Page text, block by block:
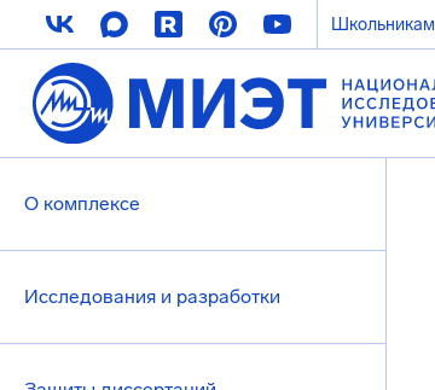
Школьникам
О комплексе
Исследования и разработки